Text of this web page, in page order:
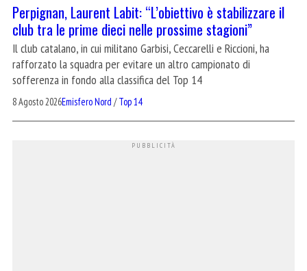
Perpignan, Laurent Labit: “L’obiettivo è stabilizzare il
club tra le prime dieci nelle prossime stagioni”
Il club catalano, in cui militano Garbisi, Ceccarelli e Riccioni, ha
rafforzato la squadra per evitare un altro campionato di
sofferenza in fondo alla classifica del Top 14
8 Agosto 2026Emisfero Nord /Top 14